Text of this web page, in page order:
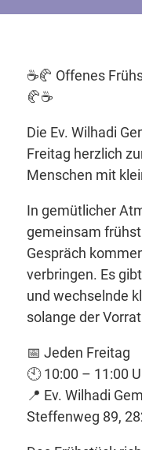
☕🥐 Offenes
🥐☕
Die Ev. Wilhadi
Freitag herzlich
Menschen mit
In gemütlicher
gemeinsam
Gespräch
verbringen. Es
und wechselnde
solange der
📅 Jeden Freitag
🕙 10:00 – 11:00
📍 Ev. Wilhadi
Steffenweg 89,